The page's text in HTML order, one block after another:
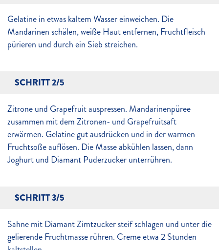
Gelatine in etwas kaltem Wasser einweichen. Die
Mandarinen schälen, weiße Haut entfernen, Fruchtfleisch
pürieren und durch ein Sieb streichen.
SCHRITT 2/5
Zitrone und Grapefruit auspressen. Mandarinenpüree
zusammen mit dem Zitronen- und Grapefruitsaft
erwärmen. Gelatine gut ausdrücken und in der warmen
Fruchtsoße auflösen. Die Masse abkühlen lassen, dann
Joghurt und Diamant Puderzucker unterrühren.
SCHRITT 3/5
Sahne mit Diamant Zimtzucker steif schlagen und unter die
gelierende Fruchtmasse rühren. Creme etwa 2 Stunden